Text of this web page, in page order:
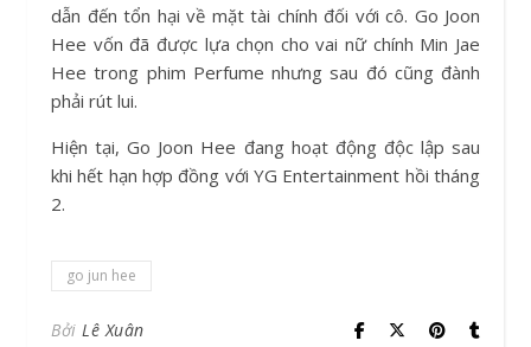
dẫn đến tổn hại về mặt tài chính đối với cô. Go Joon
Hee vốn đã được lựa chọn cho vai nữ chính Min Jae
Hee trong phim Perfume nhưng sau đó cũng đành
phải rút lui.
Hiện tại, Go Joon Hee đang hoạt động độc lập sau
khi hết hạn hợp đồng với YG Entertainment hồi tháng
2.
go jun hee
Bởi Lê Xuân